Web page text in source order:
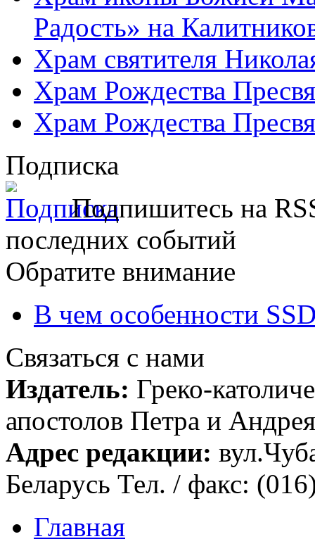
Радость» на
Храм святителя
Храм Рождества
Храм Рождества
Подписка
Подпишитесь на
последних событий
Обратите внимание
В чем особенности
Связаться с нами
Издатель: Греко-
апостолов Петра и
Адрес редакции:
Беларусь Тел. / факс:
Главная